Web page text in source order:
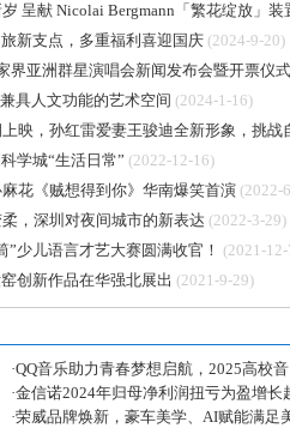
呈献 Nicolai Bergmann「繁花绽放」
新支点，多重福利喜迎国庆 (2024-9-20)
界亚洲群星演唱会新闻发布会暨开票仪
具人文功能的艺术空间 (2024-1-16)
映，孙红雷爱妻王骏迪全新形象，挑战
学城“生活日常” (2022-12-16)
花《贼想得到你》华南爆笑首演 (2022-
，深圳对夜间城市的新表达 (2022-3-29)
”少儿语言才艺大赛圆满收官！
(2021-
创新作品在华强北展出 (2021-9-29)
·QQ音乐助力青春梦想启航，2025高校音
乐创作大赛正式启动
·金信诺2024年归母净利润扭亏为盈增长
103%，海外业务收入增长29.16%
·荣威品牌焕新，豪车美学、AI赋能满足